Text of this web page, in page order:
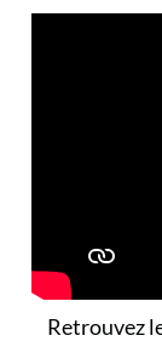
Retrouvez